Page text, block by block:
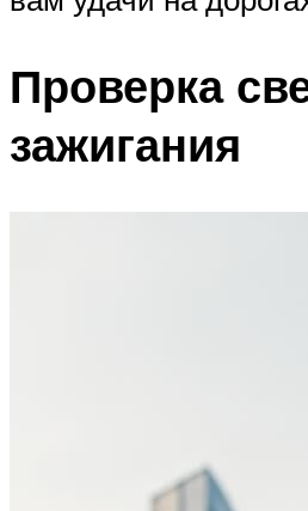
Проверка
зажигания